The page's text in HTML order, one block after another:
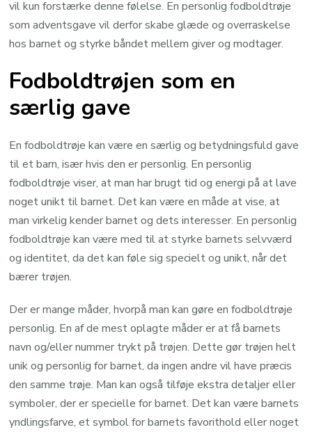
vil kun forstærke denne følelse. En personlig fodboldtrøje
som adventsgave vil derfor skabe glæde og overraskelse
hos barnet og styrke båndet mellem giver og modtager.
Fodboldtrøjen som en
særlig gave
En fodboldtrøje kan være en særlig og betydningsfuld gave
til et barn, især hvis den er personlig. En personlig
fodboldtrøje viser, at man har brugt tid og energi på at lave
noget unikt til barnet. Det kan være en måde at vise, at
man virkelig kender barnet og dets interesser. En personlig
fodboldtrøje kan være med til at styrke barnets selvværd
og identitet, da det kan føle sig specielt og unikt, når det
bærer trøjen.
Der er mange måder, hvorpå man kan gøre en fodboldtrøje
personlig. En af de mest oplagte måder er at få barnets
navn og/eller nummer trykt på trøjen. Dette gør trøjen helt
unik og personlig for barnet, da ingen andre vil have præcis
den samme trøje. Man kan også tilføje ekstra detaljer eller
symboler, der er specielle for barnet. Det kan være barnets
yndlingsfarve, et symbol for barnets favorithold eller noget